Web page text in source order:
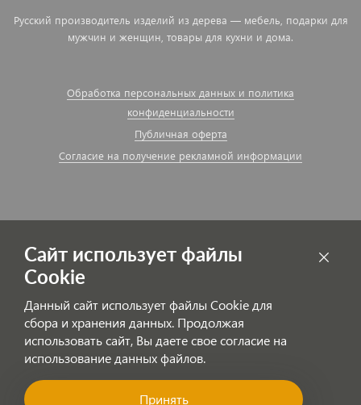
Русский производитель изделий из дерева — мебель, подарки для
мужчин и женщин, товары для кухни и дома.
Обработка персональных данных и политика
конфиденциальности
Публичная оферта
Согласие на получение рекламной информации
Не найдено рубрик для подписки.
Сайт использует файлы
Cookie
Данный сайт использует файлы Cookie для
сбора и хранения данных. Продолжая
использовать сайт, Вы даете свое согласие на
использование данных файлов.
Принять